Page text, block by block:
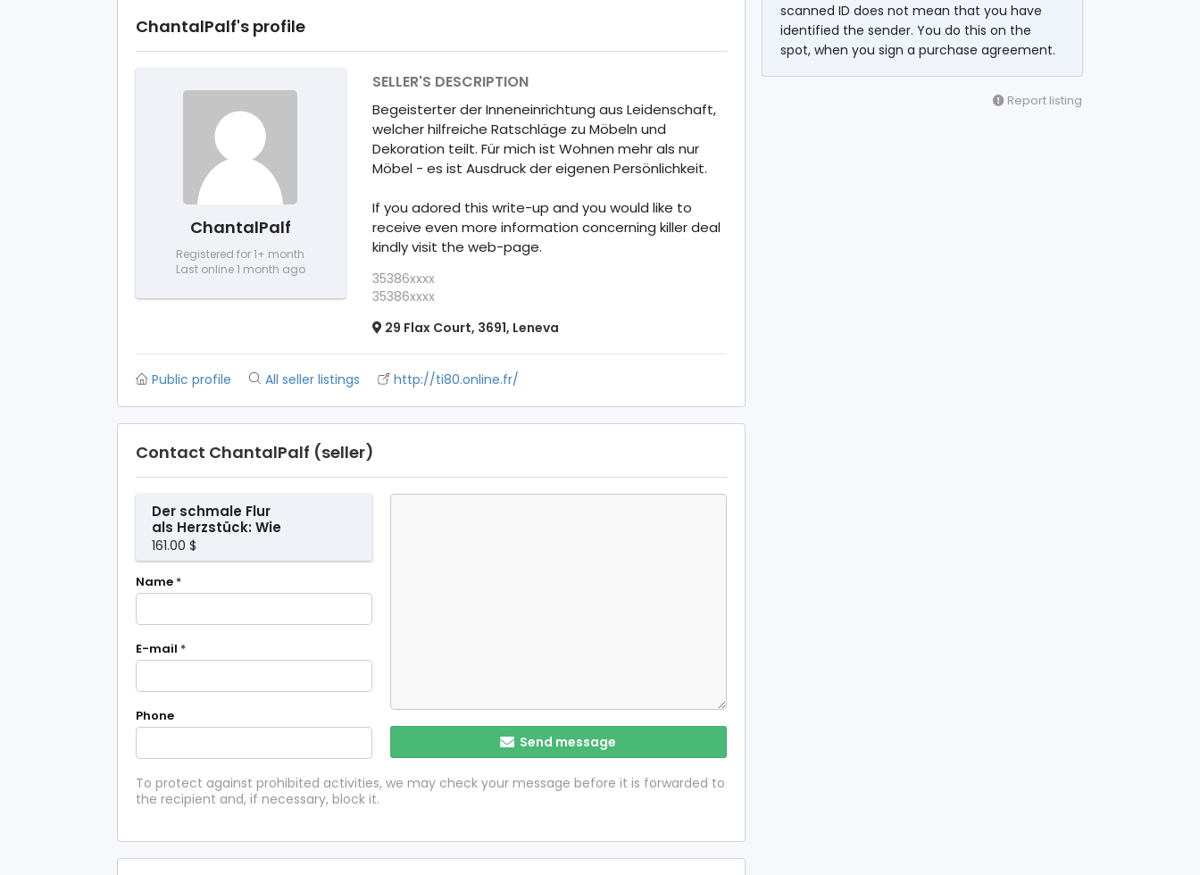
ChantalPalf's profile
ChantalPalf
Registered for 1+ month
Last online 1 month ago
SELLER'S DESCRIPTION
Begeisterter der Inneneinrichtung aus Leidenschaft,
welcher hilfreiche Ratschläge zu Möbeln und
Dekoration teilt. Für mich ist Wohnen mehr als nur
Möbel - es ist Ausdruck der eigenen Persönlichkeit.
If you adored this write-up and you would like to
receive even more information concerning killer deal
kindly visit the web-page.
35386xxxx
35386xxxx
29 Flax Court, 3691, Leneva
Public profile All seller listings http://ti80.online.fr/
Contact ChantalPalf (seller)
Der schmale Flur
als Herzstück: Wie
ich aus einem
Durchgangsraum
einen Wohlfühlort
machte
161.00 $
Name *
E-mail *
Phone
Send message
To protect against prohibited activities, we may check your message before it is forwarded to
the recipient and, if necessary, block it.
scanned ID does not mean that you have
identified the sender. You do this on the
spot, when you sign a purchase agreement.
Report listing